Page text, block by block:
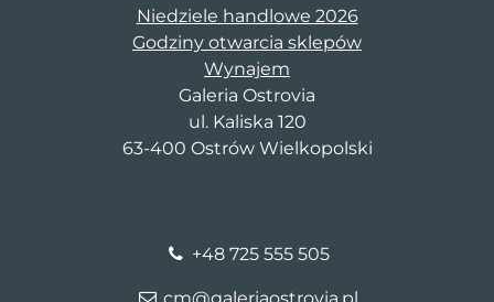
Niedziele handlowe 2026
Godziny otwarcia sklepów
Wynajem
Galeria Ostrovia
ul. Kaliska 120
63-400 Ostrów Wielkopolski
+48 725 555 505